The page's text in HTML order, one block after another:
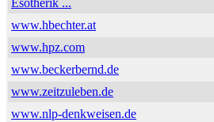
Esotherik ...
www.hbechter.at
www.hpz.com
www.beckerbernd.de
www.zeitzuleben.de
www.nlp-denkweisen.de